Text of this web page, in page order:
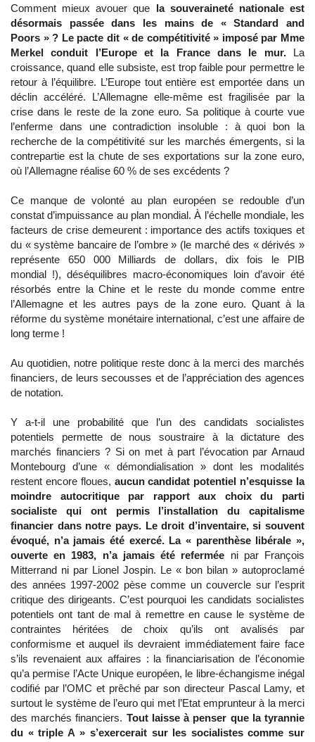
Comment mieux avouer que la souveraineté nationale est
désormais passée dans les mains de « Standard and
Poors » ? Le pacte dit « de compétitivité » imposé par Mme
Merkel conduit l’Europe et la France dans le mur.La
croissance, quand elle subsiste, est trop faible pour permettre le
retour à l’équilibre. L’Europe tout entière est emportée dans un
déclin accéléré. L’Allemagne elle-même est fragilisée par la
crise dans le reste de la zone euro. Sa politique à courte vue
l’enferme dans une contradiction insoluble : à quoi bon la
recherche de la compétitivité sur les marchés émergents, si la
contrepartie est la chute de ses exportations sur la zone euro,
où l’Allemagne réalise 60 % de ses excédents ?
Ce manque de volonté au plan européen se redouble d’un
constat d’impuissance au plan mondial. À l’échelle mondiale, les
facteurs de crise demeurent : importance des actifs toxiques et
du « système bancaire de l’ombre » (le marché des « dérivés »
représente 650 000 Milliards de dollars, dix fois le PIB
mondial !), déséquilibres macro-économiques loin d’avoir été
résorbés entre la Chine et le reste du monde comme entre
l’Allemagne et les autres pays de la zone euro. Quant à la
réforme du système monétaire international, c’est une affaire de
long terme !
Au quotidien, notre politique reste donc à la merci des marchés
financiers, de leurs secousses et de l’appréciation des agences
de notation.
Y a-t-il une probabilité que l’un des candidats socialistes
potentiels permette de nous soustraire à la dictature des
marchés financiers ? Si on met à part l’évocation par Arnaud
Montebourg d’une « démondialisation » dont les modalités
restent encore floues, aucun candidat potentiel n’esquisse la
moindre autocritique par rapport aux choix du parti
socialiste qui ont permis l’installation du capitalisme
financier dans notre pays. Le droit d’inventaire, si souvent
évoqué, n’a jamais été exercé. La « parenthèse libérale »,
ouverte en 1983, n’a jamais été refermée ni par François
Mitterrand ni par Lionel Jospin. Le « bon bilan » autoproclamé
des années 1997-2002 pèse comme un couvercle sur l’esprit
critique des dirigeants. C’est pourquoi les candidats socialistes
potentiels ont tant de mal à remettre en cause le système de
contraintes héritées de choix qu’ils ont avalisés par
conformisme et auquel ils devraient immédiatement faire face
s’ils revenaient aux affaires : la financiarisation de l’économie
qu’a permise l’Acte Unique européen, le libre-échangisme inégal
codifié par l’OMC et prêché par son directeur Pascal Lamy, et
surtout le système de l’euro qui met l’Etat emprunteur à la merci
des marchés financiers. Tout laisse à penser que la tyrannie
du « triple A » s’exercerait sur les socialistes comme sur